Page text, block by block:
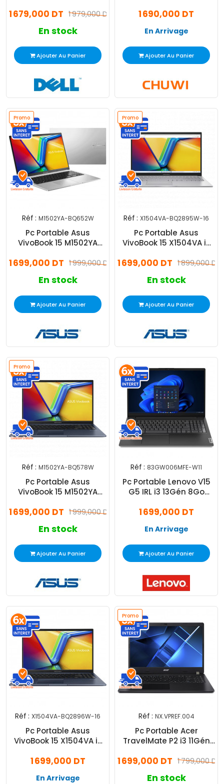
1 979,000 DT
1 679,000 DT
En stock
Ajouter Au Panier
Windows 11
1 690,000 DT
En Arrivage
Ajouter Au Panier
Promo
Réf : M1502YA-BQ652W
Pc Portable Asus
VivoBook 15 M1502YA
Windows 111 999,000 DT
1 699,000 DT
En stock
Ajouter Au Panier
Promo
Réf : X1504VA-BQ2895W-16
Pc Portable Asus
VivoBook 15 X1504VA i3
Windows 111 899,000 DT
1 699,000 DT
En stock
Ajouter Au Panier
Promo
Réf : M1502YA-BQ578W
Pc Portable Asus
VivoBook 15 M1502YA
Windows 111 999,000 DT
1 699,000 DT
En stock
Ajouter Au Panier
Réf : 83GW006MFE-W11
Pc Portable Lenovo V15
G5 IRL i3 13Gén 8Go
Pro
1 699,000 DT
En Arrivage
Ajouter Au Panier
Réf : X1504VA-BQ2896W-16
Pc Portable Asus
VivoBook 15 X1504VA i3
Windows 11
1 699,000 DT
En Arrivage
Promo
Réf : NX.VPREF.004
Pc Portable Acer
TravelMate P2 i3 11Gén
11 Pro 1 799,000 DT
1 699,000 DT
En stock